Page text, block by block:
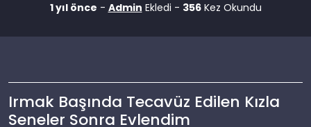
1 yıl önce - Admin Ekledi - 356Kez Okundu
Irmak Başında Tecavüz Edilen Kızla
Seneler Sonra Evlendim